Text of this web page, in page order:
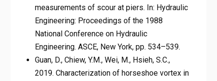
measurements of scour at piers. In: Hydraulic
Engineering: Proceedings of the 1988
National Conference on Hydraulic
Engineering. ASCE, New York, pp. 534–539.
Guan, D., Chiew, Y.M., Wei, M., Hsieh, S.C.,
2019. Characterization of horseshoe vortex in